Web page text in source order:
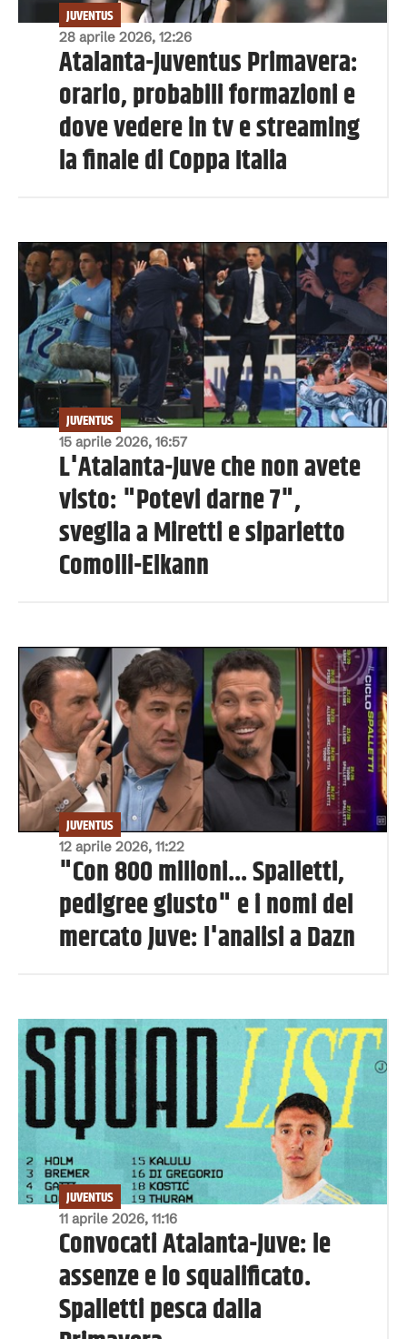
28 aprile 2026, 12:26
JUVENTUS
Atalanta-Juventus Primavera:
orario, probabili formazioni e
dove vedere in tv e streaming
la finale di Coppa Italia
15 aprile 2026, 16:57
JUVENTUS
L'Atalanta-Juve che non avete
visto: "Potevi darne 7",
sveglia a Miretti e siparietto
Comolli-Elkann
12 aprile 2026, 11:22
JUVENTUS
"Con 800 milioni... Spalletti,
pedigree giusto" e i nomi del
mercato Juve: l'analisi a Dazn
11 aprile 2026, 11:16
JUVENTUS
Convocati Atalanta-Juve: le
assenze e lo squalificato.
Spalletti pesca dalla